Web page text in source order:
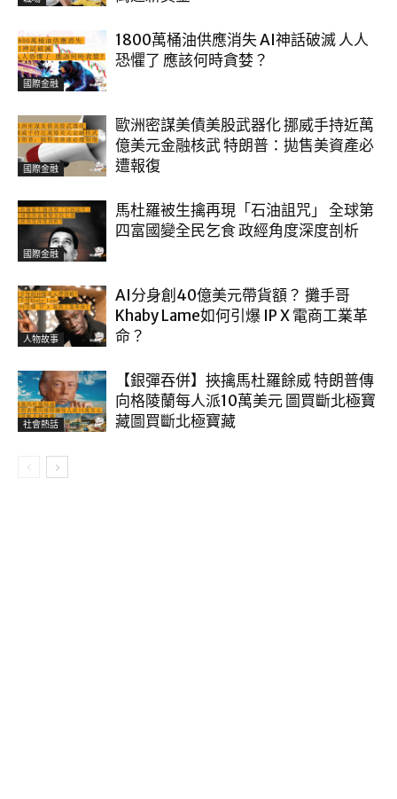
國際金融
1800萬桶油供應消失 AI神話破滅 人人
恐懼了 應該何時貪婪？
國際金融
歐洲密謀美債美股武器化 挪威手持近萬
億美元金融核武 特朗普：拋售美資產必
遭報復
國際金融
馬杜羅被生擒再現「石油詛咒」 全球第
四富國變全民乞食 政經角度深度剖析
人物故事
AI分身創40億美元帶貨額？ 攤手哥
Khaby Lame如何引爆 IP X 電商工業革
命？
社會熱話
【銀彈吞併】挾擒馬杜羅餘威 特朗普傳
向格陵蘭每人派10萬美元 圖買斷北極寶
藏圖買斷北極寶藏